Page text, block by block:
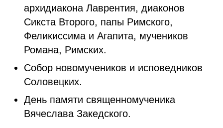
архидиакона Лаврентия, диаконов
Сикста Второго, папы Римского,
Феликиссима и Агапита, мучеников
Романа, Римских.
Собор новомучеников и исповедников
Соловецких.
День памяти священномученика
Вячеслава Закедского.